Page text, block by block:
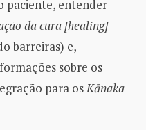
paciente, entender
da cura [healing]
barreiras) e,
sobre os
para osKānaka